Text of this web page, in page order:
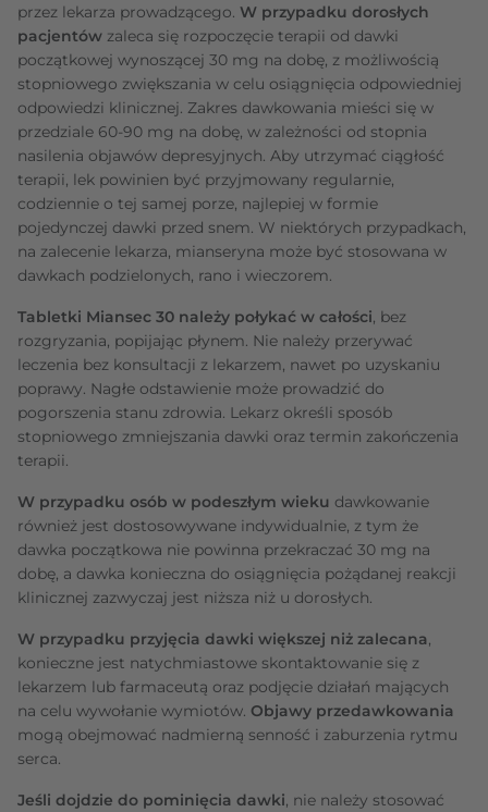
przez lekarza prowadzącego. W przypadku dorosłych
pacjentów zaleca się rozpoczęcie terapii od dawki
początkowej wynoszącej 30 mg na dobę, z możliwością
stopniowego zwiększania w celu osiągnięcia odpowiedniej
odpowiedzi klinicznej. Zakres dawkowania mieści się w
przedziale 60-90 mg na dobę, w zależności od stopnia
nasilenia objawów depresyjnych. Aby utrzymać ciągłość
terapii, lek powinien być przyjmowany regularnie,
codziennie o tej samej porze, najlepiej w formie
pojedynczej dawki przed snem. W niektórych przypadkach,
na zalecenie lekarza, mianseryna może być stosowana w
dawkach podzielonych, rano i wieczorem.
Tabletki Miansec 30 należy połykać w całości, bez
rozgryzania, popijając płynem. Nie należy przerywać
leczenia bez konsultacji z lekarzem, nawet po uzyskaniu
poprawy. Nagłe odstawienie może prowadzić do
pogorszenia stanu zdrowia. Lekarz określi sposób
stopniowego zmniejszania dawki oraz termin zakończenia
terapii.
W przypadku osób w podeszłym wieku dawkowanie
również jest dostosowywane indywidualnie, z tym że
dawka początkowa nie powinna przekraczać 30 mg na
dobę, a dawka konieczna do osiągnięcia pożądanej reakcji
klinicznej zazwyczaj jest niższa niż u dorosłych.
W przypadku przyjęcia dawki większej niż zalecana,
konieczne jest natychmiastowe skontaktowanie się z
lekarzem lub farmaceutą oraz podjęcie działań mających
na celu wywołanie wymiotów. Objawy przedawkowania
mogą obejmować nadmierną senność i zaburzenia rytmu
serca.
Jeśli dojdzie do pominięcia dawki, nie należy stosować